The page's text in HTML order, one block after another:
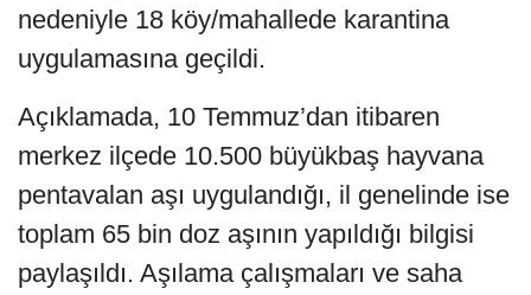
nedeniyle 18 köy/mahallede karantina
uygulamasına geçildi.
Açıklamada, 10 Temmuz’dan itibaren
merkez ilçede 10.500 büyükbaş hayvana
pentavalan aşı uygulandığı, il genelinde ise
toplam 65 bin doz aşının yapıldığı bilgisi
paylaşıldı. Aşılama çalışmaları ve saha